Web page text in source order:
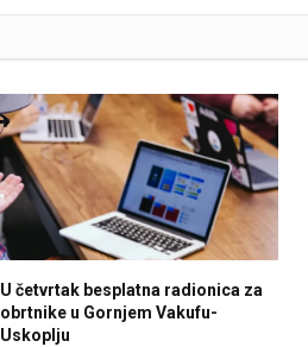
U četvrtak besplatna radionica za
obrtnike u Gornjem Vakufu-
Uskoplju